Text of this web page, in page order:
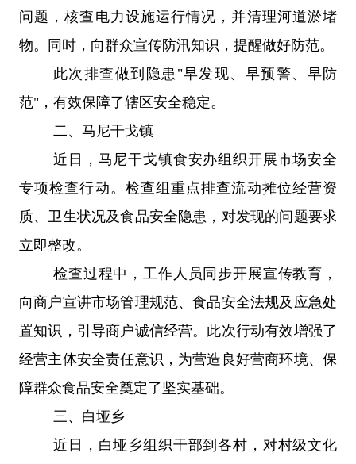
问题，核查电力设施运行情况，并清理河道淤堵
物。同时，向群众宣传防汛知识，提醒做好防范。
此次排查做到隐患 "早发现、早预警、早防
范" ，有效保障了辖区安全稳定。
二、 马尼干戈镇
近日，马尼干戈镇食安办组织开展市场安全
专项检查行动。检查组重点排查流动摊位经营资
质、卫生状况及食品安全隐患，对发现的问题要求
立即整改。
检查过程中，工作人员同步开展宣传教育，
向商户宣讲市场管理规范、食品安全法规及应急处
置知识，引导商户诚信经营。此次行动有效增强了
经营主体安全责任意识，为营造良好营商环境、保
障群众食品安全奠定了坚实基础。
三、 白垭乡
近日，白垭乡组织干部到各村，对村级文化